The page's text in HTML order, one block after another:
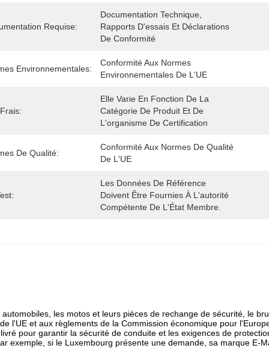
Requise:
Documentation Technique,
Rapports D'essais Et Déclarations
De Conformité
Environnementales:
Conformité Aux Normes
Environnementales De L'UE
Elle Varie En Fonction De La
Catégorie De Produit Et De
L'organisme De Certification
De Qualité:
Conformité Aux Normes De Qualité
De L'UE
Les Données De Référence
Doivent Être Fournies À L'autorité
Compétente De L'État Membre.
les motos et leurs pièces de rechange de sécurité, le
l'UE et aux règlements de la Commission économique pour
pour garantir la sécurité de conduite et les exigences de
exemple, si le Luxembourg présente une demande, sa marque E-